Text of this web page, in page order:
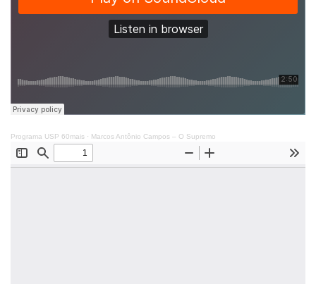
Programa USP 60mais · Marcos Antônio Campos – O Supremo